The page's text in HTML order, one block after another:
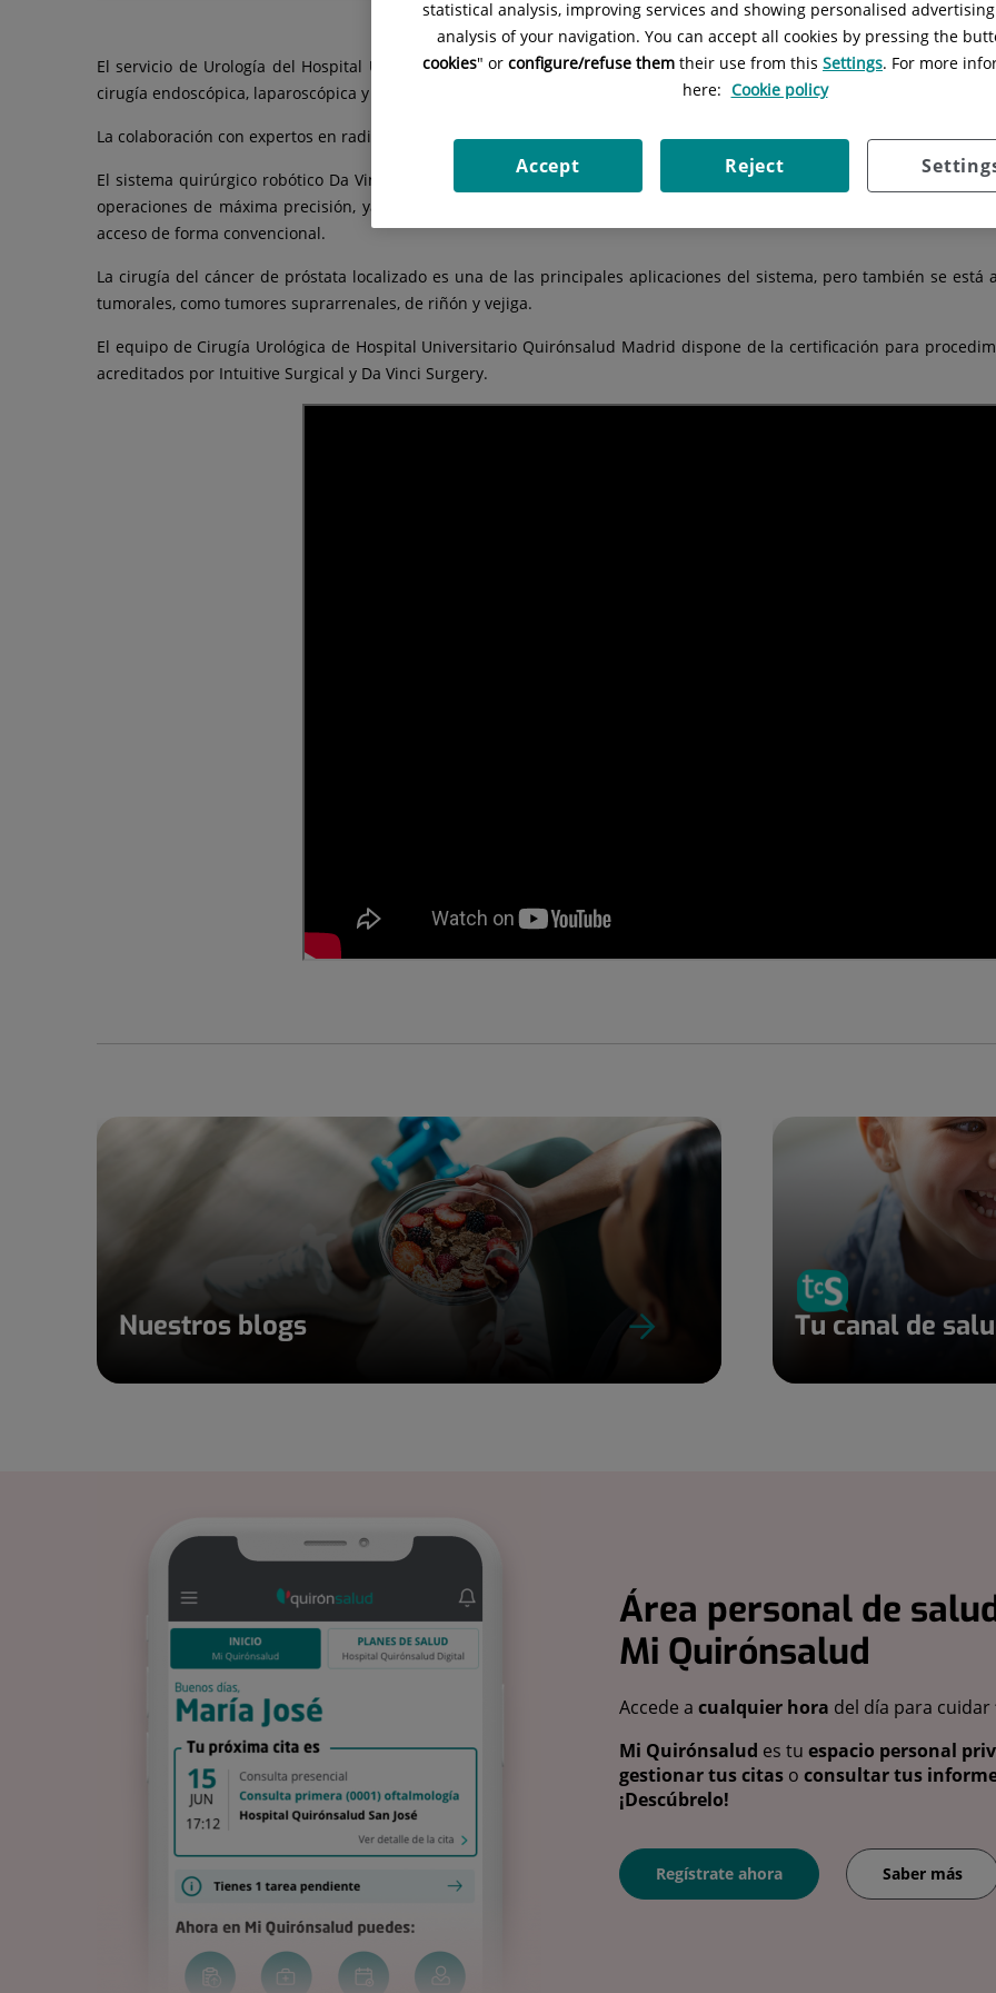
El servicio de Urología del Hospital Universitario Ruber Juan Bravo está formado por un equipo con amplia
cirugía endoscópica, laparoscópica y robótica.
La colaboración con expertos en radiación oncológica, Oncología Médica y Medicina Interna permiten ofrecer el
El sistema quirúrgico robótico Da Vinci está considerado como el mejor sistema robótico quirúrgico que existe en la
operaciones de máxima precisión, ya que sigue las órdenes del cirujano de forma absolutamente precisa,
acceso de forma convencional.
La cirugía del cáncer de próstata localizado es una de las principales aplicaciones del sistema, pero también se
tumorales, como tumores suprarrenales, de riñón y vejiga.
El equipo de Cirugía Urológica de Hospital Universitario Quirónsalud Madrid dispone de la certificación para
acreditados por Intuitive Surgical y Da Vinci Surgery.
Nuestros blogs Tu canal de
Área personal de
Mi Quirónsalud
Accede a cualquier hora del día para cuidar
Mi Quirónsalud es tu espacio personal
gestionar tus citas o consultar tus
¡Descúbrelo!
Regístrate ahora Saber más
statistical analysis, improving services and showing personalised
analysis of your navigation. You can accept all cookies by pressing the
cookies" or configure/refuse them their use from this Settings. For more
here: Cookie policy
Reject
Accept